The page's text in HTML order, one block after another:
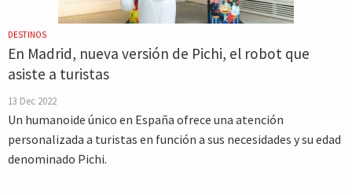
DESTINOS
En Madrid, nueva versión de Pichi, el robot que
asiste a turistas
13 Dec 2022
Un humanoide único en España ofrece una atención
personalizada a turistas en función a sus necesidades y su edad
denominado Pichi.